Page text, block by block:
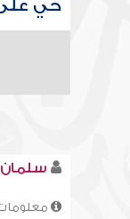
حي
سلمان